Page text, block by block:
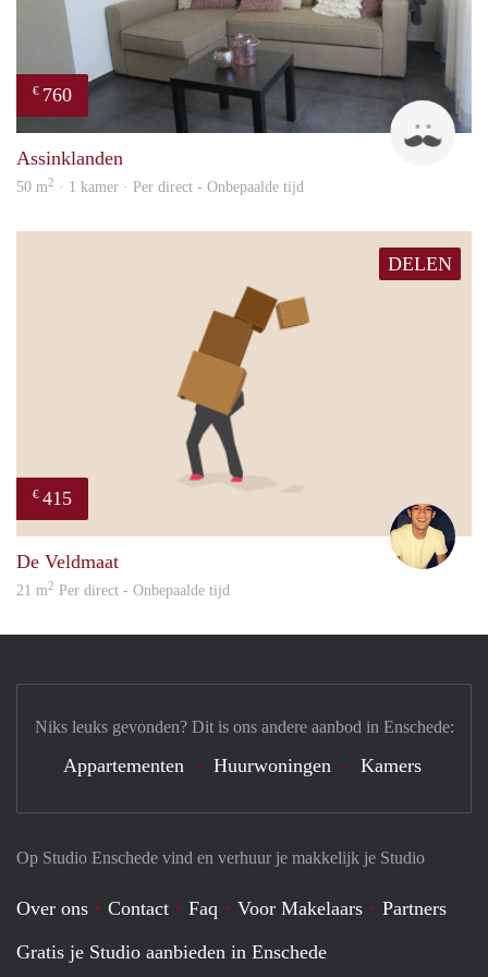
€ 760
Da
Assinklanden
50 m2 · 1 kamer · Per direct - Onbepaalde tijd
DELEN
€ 415
De Veldmaat
21 m2 Per direct - Onbepaalde tijd
Op Studio Enschede vind en verhuur je makkelijk je Studio
Over ons Contact Faq Voor Makelaars
Partners
Gratis je Studio aanbieden in Enschede
Niks leuks gevonden? Dit is ons andere aanbod in Enschede:
Appartementen Huurwoningen Kamers